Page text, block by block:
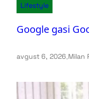
Lifestyle
Google gasi
avgust 6, 2026.Milan